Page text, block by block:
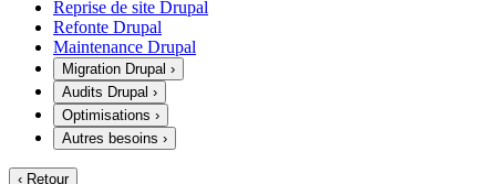
Reprise de site Drupal
Refonte Drupal
Maintenance Drupal
Migration Drupal ›
Audits Drupal ›
Optimisations ›
Autres besoins ›
‹ Retour